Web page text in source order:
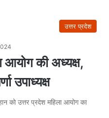
उत्तर प्रदेश
आयोग की अध्यक्ष,
उपाध्यक्ष
को उत्तर प्रदेश मह‍िला आयोग का